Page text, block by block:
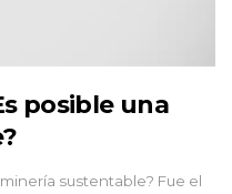
posible una
sustentable? Fue el